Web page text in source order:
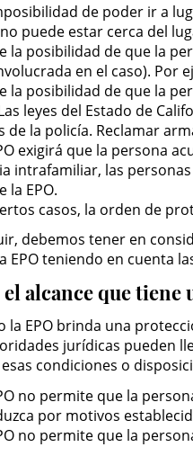
de poder ir a
puede estar cerca del
la posibilidad de que la
en el caso). Por
la posibilidad de que la
leyes del Estado de
de la policía. Reclamar
exigirá que la persona
intrafamiliar, las
la EPO.
casos, la orden de
debemos tener en
EPO teniendo en cuenta
el alcance que
la EPO brinda una
jurídicas pueden
condiciones o
no permite que la
por motivos
no permite que la